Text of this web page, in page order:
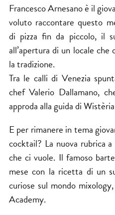
Francesco Arnesano è il
voluto raccontare questo
di pizza fin da piccolo, il
all’apertura di un locale
la tradizione.
Tra le calli di Venezia
chef Valerio Dallamano,
approda alla guida di
E per rimanere in tema
cocktail? La nuova rubrica
che ci vuole. Il famoso
mese con la ricetta di un
curiose sul mondo
Academy.